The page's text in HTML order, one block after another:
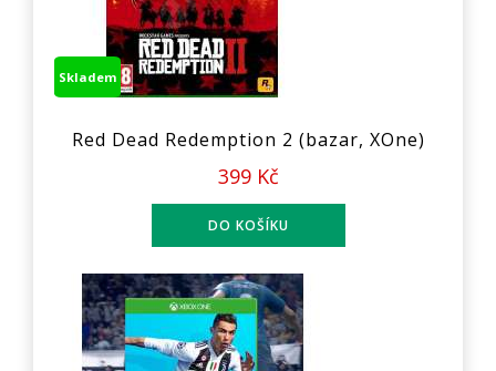
Skladem
Red Dead Redemption 2 (bazar, XOne)
399 Kč